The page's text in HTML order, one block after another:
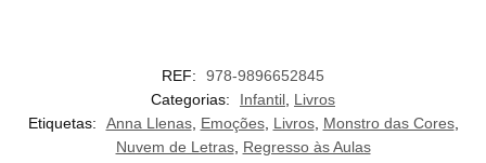
REF:
978-9896652845
Categorias:
Infantil Livros
Etiquetas:
Anna Llenas, Emoções, Livros, Monstro das Cores,
Nuvem de Letras, Regresso às Aulas